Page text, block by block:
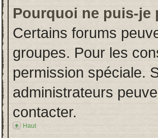
Pourquoi ne puis-je
Certains forums
groupes. Pour les
permission spéciale.
administrateurs
contacter.
Haut